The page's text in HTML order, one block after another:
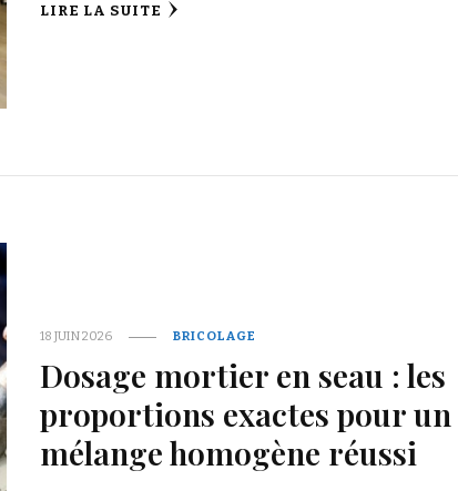
LIRE LA SUITE
18 JUIN 2026 BRICOLAGE
Dosage mortier en seau : les
proportions exactes pour un
mélange homogène réussi